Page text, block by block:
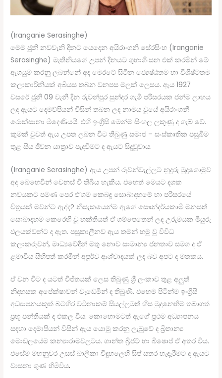
(Iranganie Serasinghe)
මෙම ජුනි නවවැනි දිනට යෙදෙන අයිරාංගනී සේරසිංහ (Iranganie
Serasinghe) මැතිනිය​ගේ උපන් දිනයට ශුභාශිංසන එක් කරමින් මේ
ඇගයුම කරනු ලබන්නේ අද මෙරටේ සිටින ජ්‍යෙෂ්ඨතම හා විශිෂ්ටතම
කලාකාරිනියක් අබියස තබන වනපස මලක් ලෙසය. ඇය 1927
වසරේ ජුනි 09 වැනි දින රුවන්පුර සුන්දර ගැමි පරිසරයක ජන්ම ලාභය
ලද ඇයට දෙමව්පියන් විසින් තබන ලද නාමය වූයේ අයිරාංගනී
රොක්සානා මීදෙණියයි. එහි ඉංග්‍රීසි මෙන්ම සිංහල ලකුණු ද ගැබ් වේ.
කුමක් වුවත් ඇය උපත ලබන විට තිබුණු සමාජ – සංස්කෘතික පසුබිම
තුළ සිය ජීවන යාත්‍රාව පැදවීමට ද ඇයට සිදුවූවාය.
(Iranganie Serasinghe) ඇය උපන් රුවන්වැල්ලට නුදුරු මුදුගොමුව
අද බෙහෙවින් වෙනස් වී තිබිය හැකිය. එහෙත් මෙයට දශක
නවයකට පමණ පෙර එ’ගම කෙබඳු සොබාදහමේ හා පරිසරයේ
චිත්‍රයක් මවන්ට ඇද්ද? නිසැකයෙන්ම ඇගේ සෞන්දර්යකාමී මනසත්
සොබාදහම කෙරෙහි වූ භක්තියත් ඒ ගම්පෙතෙන් ලද උරුමයක මියුරු
ඵලයක්වන්ට ද ඇත. පසුකාලීනව ඇය තමන් හමු වූ විවිධ
කලාකරුවන්, මාධ්‍යවේදීන් මතු නොව සාමාන්‍ය ජනතාව සමග ද ඒ
ළමාවිය සිහිපත් කරමින් අපූර්ව ආශ්වාදයක් ලද බව අපට ද මතකය.
ඒ වන විට ද යටත් විජිතයක් ලෙස තිබුණු ශ්‍රී ලංකාව තුළ අලුත්
නිදහසක අපේක්ෂාවන් වැඩෙමින් ද තිබුණි. එහෙම පිටින්ම ඉංග්‍රීසි
අධ්‍යාපනයකුත් බටහිර වටිනාකම් සියල්ලමත් හිස මුදුනෙහිම තබාගත්
ප්‍රභූ පන්තියක් ද එකල විය. කොහොමටත් ඇගේ ප්‍රථම අධ්‍යාපනය
සඳහා දෙමාපියන් විසින් ඇය යොමු කරනු ලැබුවේ ද බ්‍රිතාන්‍ය
මොඩලයේම කන්‍යාරාමවලටය. ශාන්ත බ්‍රිජට් හා බිෂොප් ඒ අතර විය.
එසේම මහනුවර උසස් බාලිකා විදුහලෙහි සිප් සතර හැදෑරීමට ද ඇයට
වාසනා ගුණ හිමිවිය.